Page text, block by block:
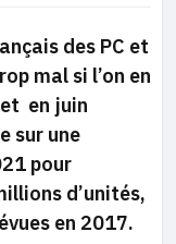
des PC et
mal si l’on en
en juin
sur une
pour
d’unités,
en 2017.